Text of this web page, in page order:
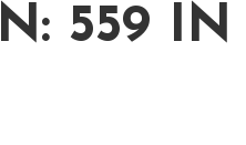
559 IN